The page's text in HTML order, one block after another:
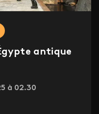
antique
à 02.30